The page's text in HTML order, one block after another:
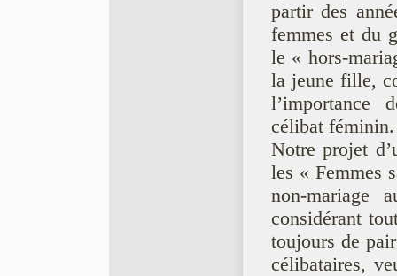
partir des
femmes et du
le « hors-
la jeune fille,
l’importance
célibat féminin.
Notre projet
les « Femmes
non-mariage
considérant
toujours de
célibataires,